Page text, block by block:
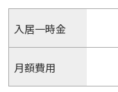
入居一時金
月額費用